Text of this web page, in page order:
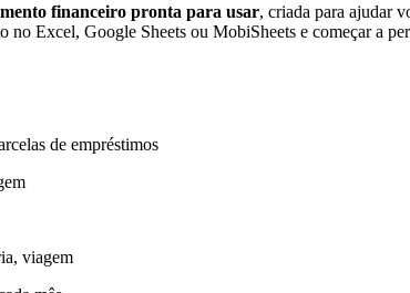
financeiro pronta para usar, criada para ajudar
Excel, Google Sheets ou MobiSheets e começar a
de empréstimos
viagem